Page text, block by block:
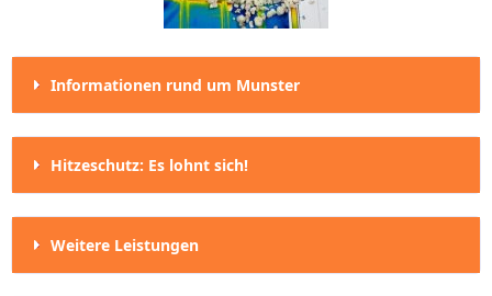
Informationen rund um Munster
Hitzeschutz: Es lohnt sich!
Weitere Leistungen